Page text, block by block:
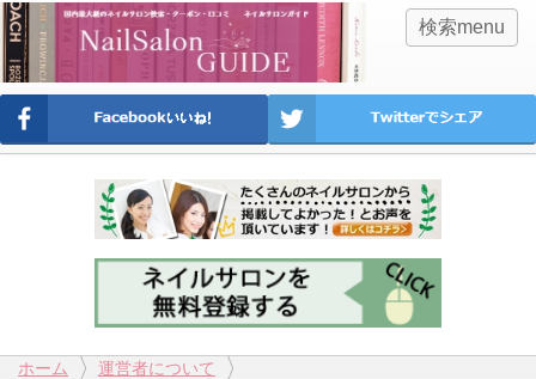
検索menu
ホーム 運営者について